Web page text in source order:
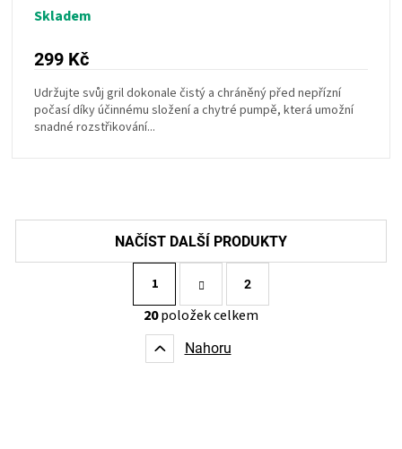
Skladem
299 Kč
Udržujte svůj gril dokonale čistý a chráněný před nepřízní
počasí díky účinnému složení a chytré pumpě, která umožní
snadné rozstřikování...
O
v
á
t
á
k
1 2
20položek celkem
Nahoru